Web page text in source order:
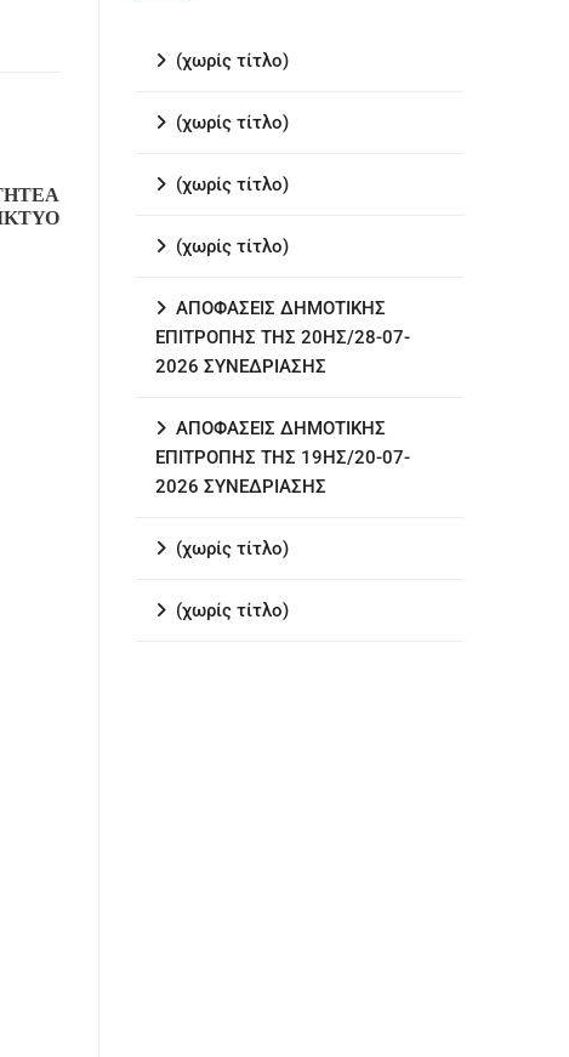
(χωρίς τίτλο)
(χωρίς τίτλο)
(χωρίς τίτλο)
(χωρίς τίτλο)
ΑΠΟΦΑΣΕΙΣ ΔΗΜΟΤΙΚΗΣ
ΕΠΙΤΡΟΠΗΣ ΤΗΣ 20ΗΣ/28-07-
2026 ΣΥΝΕΔΡΙΑΣΗΣ
ΑΠΟΦΑΣΕΙΣ ΔΗΜΟΤΙΚΗΣ
ΕΠΙΤΡΟΠΗΣ ΤΗΣ 19ΗΣ/20-07-
2026 ΣΥΝΕΔΡΙΑΣΗΣ
(χωρίς τίτλο)
(χωρίς τίτλο)